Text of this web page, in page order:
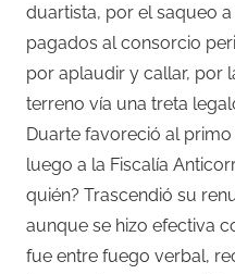
duartista, por el saqueo
pagados al consorcio
por aplaudir y callar, por
terreno vía una treta
Duarte favoreció al primo
luego a la Fiscalía
quién? Trascendió su
aunque se hizo efectiva
fue entre fuego verbal,